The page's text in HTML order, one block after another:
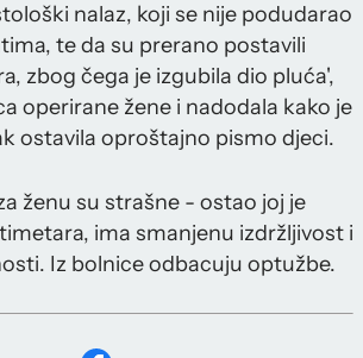
nalaz, koji se nije podudarao
te da su prerano postavili
zbog čega je izgubila dio pluća',
operirane žene i nadodala kako je
ostavila oproštajno pismo djeci.
ženu su strašne - ostao joj je
ima smanjenu izdržljivost i
Iz bolnice odbacuju optužbe.